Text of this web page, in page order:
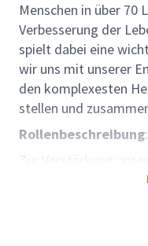
Menschen in über 70
Verbesserung der
spielt dabei eine
wir uns mit unserer
den komplexesten
stellen und
Rollenbeschreibung:
Zur Verstärkung
South“ im Bereich